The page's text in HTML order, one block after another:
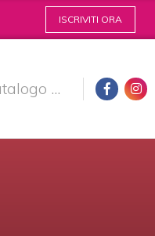
ISCRIVITI ORA